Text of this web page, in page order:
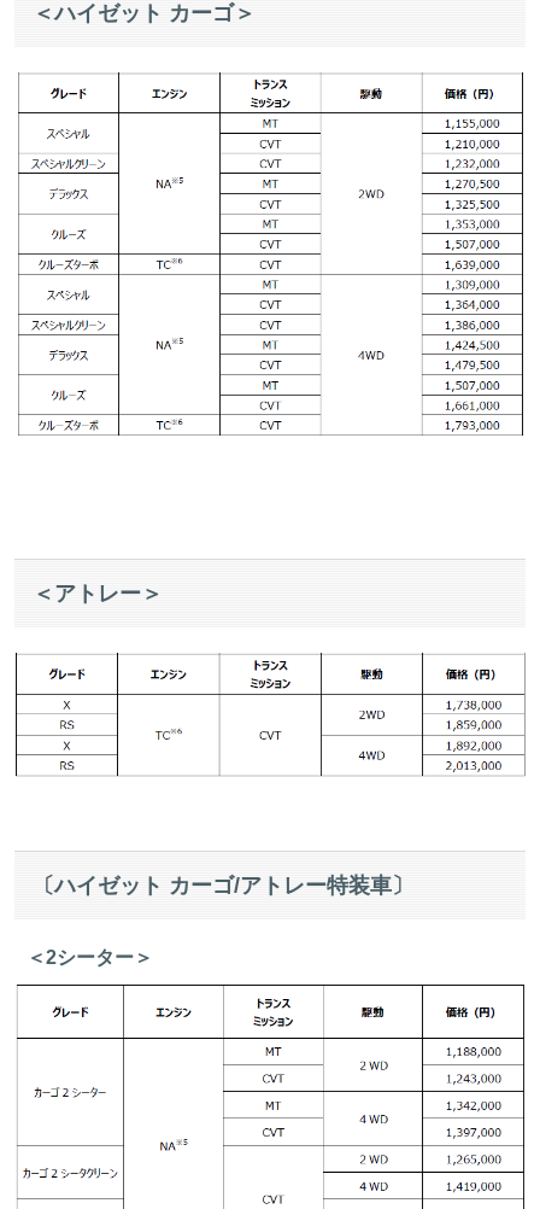
＜ハイゼット カーゴ＞
＜アトレー＞
〔ハイゼット カーゴ/アトレー特装車〕
＜2シーター＞